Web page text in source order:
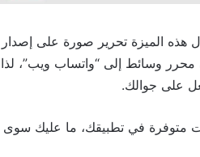
الميزة تحرير صورة على
وسائط إلى “واتساب ويب”، لذا
على جوالك.
متوفرة في تطبيقك، ما عليك سوى